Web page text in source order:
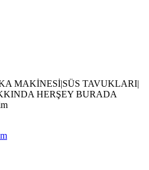
MAKİNESİ|SÜS TAVUKLARI|
HERŞEY BURADA